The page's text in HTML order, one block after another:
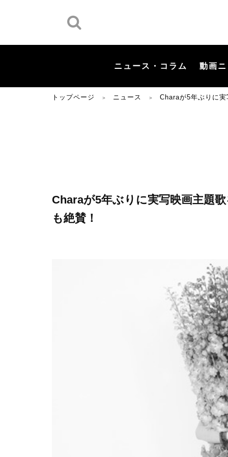
ニュース・コラム 動画
トップページ ＞ ニュース ＞ Charaが5年ぶりに
Charaが5年ぶりに実写映画主題
も絶賛！